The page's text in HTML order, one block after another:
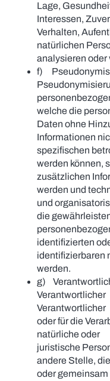
Lage,
Interessen,
Verhalten,
natürlichen
analysieren oder
f)
welche die
Daten ohne
Informationen
spezifischen
werden können,
zusätzlichen
werden und
und
die
identifizierten
identifizierbaren
werden.
g)
Verantwortlicher
Verantwortlicher
oder für die
natürliche oder
juristische
andere Stelle,
oder gemeinsam